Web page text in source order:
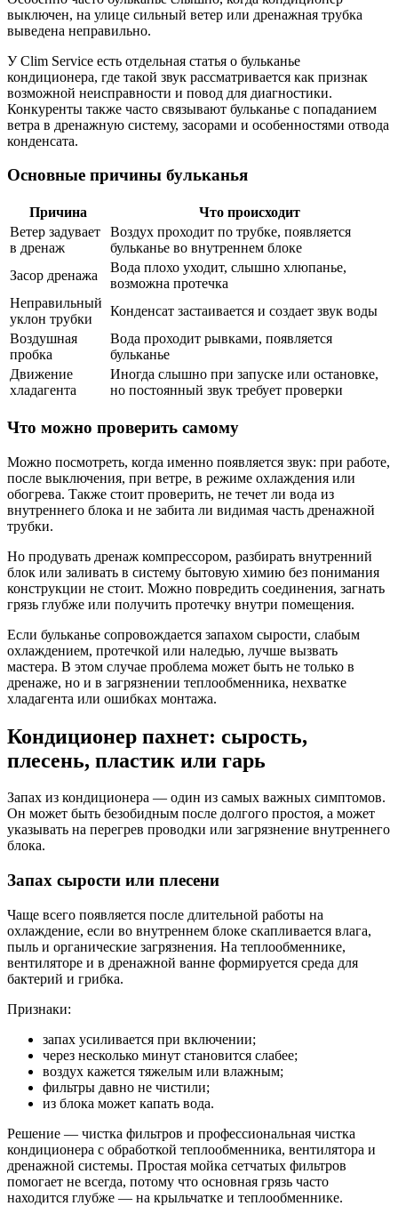
выключен, на улице сильный ветер или дренажная трубка
выведена неправильно.
У Clim Service есть отдельная статья о бульканье
кондиционера, где такой звук рассматривается как признак
возможной неисправности и повод для диагностики.
Конкуренты также часто связывают бульканье с попаданием
ветра в дренажную систему, засорами и особенностями отвода
конденсата.
Основные причины бульканья
Причина
Что происходит
Ветер задувает
в дренаж
Воздух проходит по трубке, появляется
бульканье во внутреннем блоке
Засор дренажа
Вода плохо уходит, слышно хлюпанье,
возможна протечка
Неправильный
уклон трубки
Конденсат застаивается и создает звук воды
Воздушная
пробка
Вода проходит рывками, появляется
бульканье
Движение
хладагента
Иногда слышно при запуске или остановке,
но постоянный звук требует проверки
Что можно проверить самому
Можно посмотреть, когда именно появляется звук: при работе,
после выключения, при ветре, в режиме охлаждения или
обогрева. Также стоит проверить, не течет ли вода из
внутреннего блока и не забита ли видимая часть дренажной
трубки.
Но продувать дренаж компрессором, разбирать внутренний
блок или заливать в систему бытовую химию без понимания
конструкции не стоит. Можно повредить соединения, загнать
грязь глубже или получить протечку внутри помещения.
Если бульканье сопровождается запахом сырости, слабым
охлаждением, протечкой или наледью, лучше вызвать
мастера. В этом случае проблема может быть не только в
дренаже, но и в загрязнении теплообменника, нехватке
хладагента или ошибках монтажа.
Кондиционер пахнет: сырость,
плесень, пластик или гарь
Запах из кондиционера — один из самых важных симптомов.
Он может быть безобидным после долгого простоя, а может
указывать на перегрев проводки или загрязнение внутреннего
блока.
Запах сырости или плесени
Чаще всего появляется после длительной работы на
охлаждение, если во внутреннем блоке скапливается влага,
пыль и органические загрязнения. На теплообменнике,
вентиляторе и в дренажной ванне формируется среда для
бактерий и грибка.
Признаки:
запах усиливается при включении;
через несколько минут становится слабее;
воздух кажется тяжелым или влажным;
фильтры давно не чистили;
из блока может капать вода.
Решение — чистка фильтров и профессиональная чистка
кондиционера с обработкой теплообменника, вентилятора и
дренажной системы. Простая мойка сетчатых фильтров
помогает не всегда, потому что основная грязь часто
находится глубже — на крыльчатке и теплообменнике.